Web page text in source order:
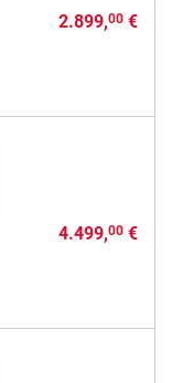
2.899,00€
4.499,00€